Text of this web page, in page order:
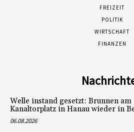
FREIZEIT
POLITIK
WIRTSCHAFT
FINANZEN
Welle instand gesetzt: Brunnen am
Kanaltorplatz in Hanau wieder in
06.08.2026